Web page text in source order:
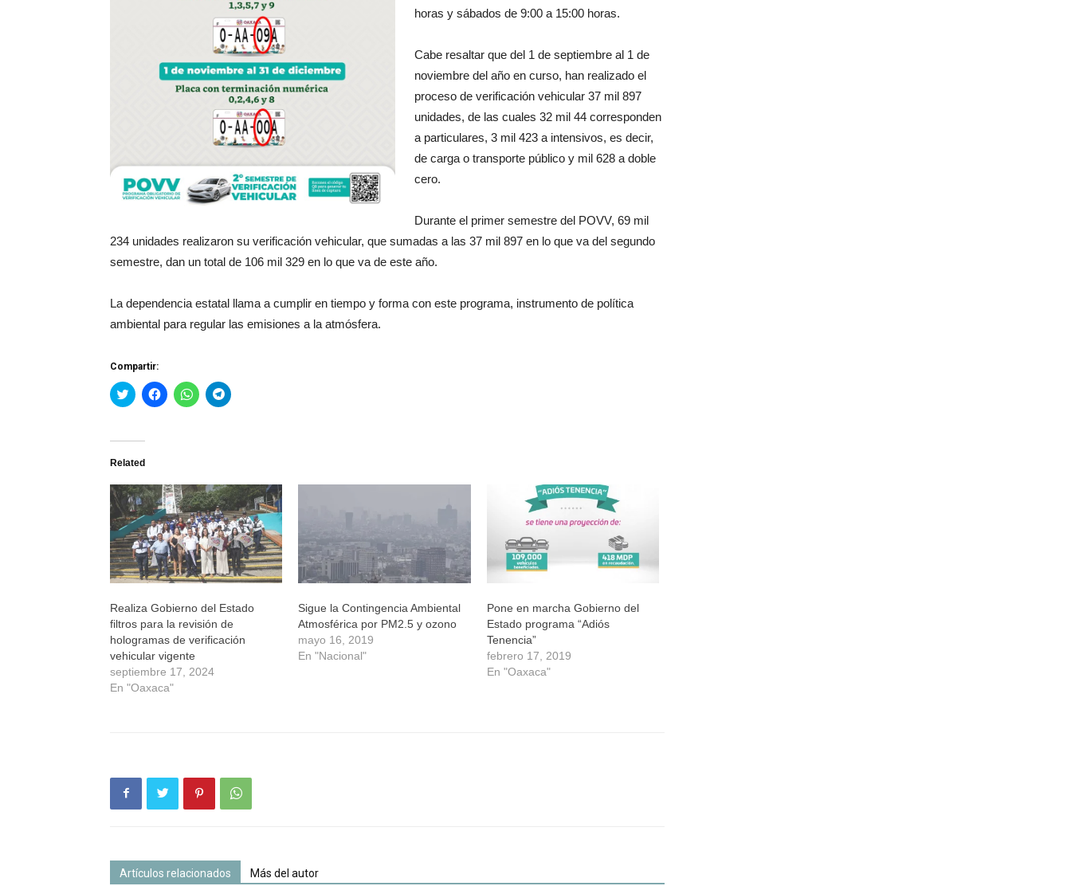
horas y sábados de 9:00 a 15:00 horas.
Cabe resaltar que del 1 de septiembre al 1 de
noviembre del año en curso, han realizado el
proceso de verificación vehicular 37 mil 897
unidades, de las cuales 32 mil 44 corresponden
a particulares, 3 mil 423 a intensivos, es decir,
de carga o transporte público y mil 628 a doble
cero.
Durante el primer semestre del POVV, 69 mil
234 unidades realizaron su verificación vehicular, que sumadas a las 37 mil 897 en lo que va del segundo
semestre, dan un total de 106 mil 329 en lo que va de este año.
La dependencia estatal llama a cumplir en tiempo y forma con este programa, instrumento de política
ambiental para regular las emisiones a la atmósfera.
Compartir:
Haz
clic
Twitter
abre
una
ventana
nueva)
Haz
clic
una
ventana
nueva)
Haz
clic
una
ventana
nueva)
Haz
clic
una
ventana
nueva)
Related
Realiza Gobierno del Estado
filtros para la revisión de
hologramas de verificación
vehicular vigente
septiembre 17, 2024
En "Oaxaca"
Sigue la Contingencia Ambiental
Atmosférica por PM2.5 y ozono
mayo 16, 2019
En "Nacional"
Pone en marcha Gobierno del
Estado programa “Adiós
Tenencia”
febrero 17, 2019
En "Oaxaca"
Artículos relacionados Más del autor